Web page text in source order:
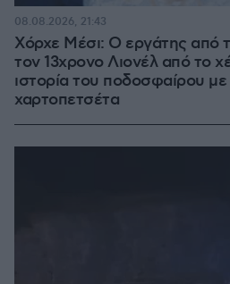
Χόρχε Μέσι: Ο εργάτης από
τον 13χρονο Λιονέλ από το
ιστορία του ποδοσφαίρου
χαρτοπετσέτα
08.08.2026, 21:43